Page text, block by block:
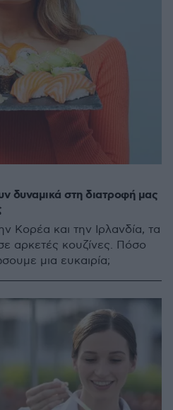
δυναμικά στη διατροφή μας
Κορέα και την Ιρλανδία, τα
αρκετές κουζίνες. Πόσο
μια ευκαιρία;